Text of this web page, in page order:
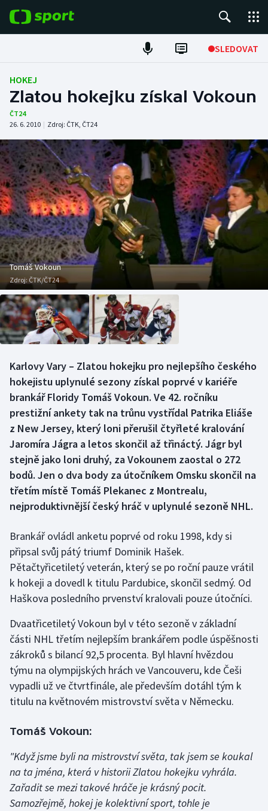
SLEDOVAT
Fotbal
Hokej
Atletika
Cyklistika
DALŠÍ SPORTY
Americký fotbal
Baseball a softbal
Basketbal
Biatlon
Boby a skeleton
Box
Curling
Dostihy
Florbal
Futsal
Golf
Gymnastika
Házená
Jezdectví
Judo
Krasobruslení
Lezení
Lyže a snowboard
Moderní pětiboj
Motorsport
NEPŘEHLÉDNĚTE
Soutěže
Historické návraty
Aplikace ČT sport
AZ kvíz
HOKEJ
Zlatou hokejku získal Vokoun
ČT24
26. 6. 2010 | Zdroj: ČTK, ČT24
Tomáš Vokoun
Zdroj: ČTK/ČT24
Karlovy Vary – Zlatou hokejku pro nejlepšího českého
hokejistu uplynulé sezony získal poprvé v kariéře
brankář Floridy Tomáš Vokoun. Ve 42. ročníku
prestižní ankety tak na trůnu vystřídal Patrika Eliáše
z New Jersey, který loni přerušil čtyřleté kralování
Jaromíra Jágra a letos skončil až třináctý. Jágr byl
stejně jako loni druhý, za Vokounem zaostal o 272
bodů. Jen o dva body za útočníkem Omsku skončil na
třetím místě Tomáš Plekanec z Montrealu,
nejproduktivnější český hráč v uplynulé sezoně NHL.
Brankář ovládl anketu poprvé od roku 1998, kdy si
připsal svůj pátý triumf Dominik Hašek.
Pětačtyřicetiletý veterán, který se po roční pauze vrátil
k hokeji a dovedl k titulu Pardubice, skončil sedmý. Od
Haškova posledního prvenství kralovali pouze útočníci.
Dvaatřicetiletý Vokoun byl v této sezoně v základní
části NHL třetím nejlepším brankářem podle úspěšnosti
zákroků s bilancí 92,5 procenta. Byl hlavní hvězdou
týmu na olympijských hrách ve Vancouveru, kde Češi
vypadli už ve čtvrtfinále, ale především dotáhl tým k
titulu na květnovém mistrovství světa v Německu.
Tomáš Vokoun:
"Když jsme byli na mistrovství světa, tak jsem se koukal
na ta jména, která v historii Zlatou hokejku vyhrála.
Zařadit se mezi takové hráče je krásný pocit.
Samozřejmě, hokej je kolektivní sport, tohle je